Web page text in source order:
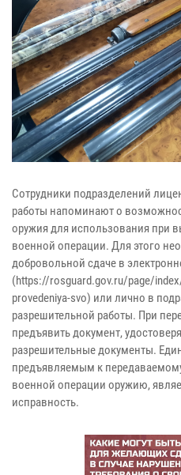
Сотрудники подразделений
работы напоминают о
оружия для использования при
военной операции. Для этого
добровольной сдаче в
(https://rosguard.gov.ru/page/
provedeniya-svo) или лично в
разрешительной работы. При
предъявить документ,
разрешительные документы.
предъявляемым к
военной операции оружию,
исправность.